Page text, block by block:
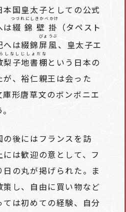
国皇太子としての公式
は綴錦壁掛
つづれにしきかべかけ
（タペスト
へは綴錦屏風
びょうぶ
、皇太子エ
梨子地書棚
しなしじしょだな
という日本の
、裕仁親王は会った
形唐草文のボンボニエ
後にはフランスを訪
は歓迎の意として、フ
の丸が掲げられた。ま
し、自由に買い物など
は初めての経験、自分